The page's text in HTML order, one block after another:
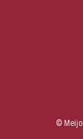
© Meijo